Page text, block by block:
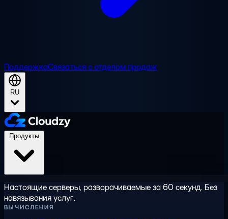
ПоддержкаСвязаться с отделом продаж
RU
Настоящие серверы, разворачиваемые за 60 секунд. Без
навязывания услуг.
ВЫЧИСЛЕНИЯ